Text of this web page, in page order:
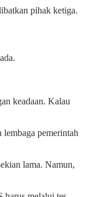
pihak ketiga.
keadaan. Kalau
pemerintah
lama. Namun,